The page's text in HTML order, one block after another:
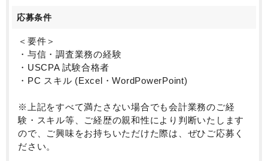
・異文化コミュニケーション能力が高く、多様なバッ
クグラウンドを持つチームと円滑に連携できる方：社
内外に多様な国籍のメンバーが在籍しており、英語で
のコミュニケーションも頻繁に発生します。
・新しい知識の習得に意欲的で、常に自身のスキルア
ップを目指せる方：航空機リースという専門性の高い
分野で、常に最新の情報をキャッチアップし、学び続
ける姿勢が重要です。
・会社の成長に貢献したいという強い意欲をお持ちの
方：ニッチトップ企業として、共に成長し、航空機リ
ース業界をリードしていく意欲のある方を歓迎しま
応募条件
＜要件＞
・与信・調査業務の経験
・USCPA 試験合格者
・PC スキル (Excel・WordPowerPoint)
※上記をすべて満たさない場合でも会計業務のご経
験・スキル等、ご経歴の親和性により判断いたします
ので、ご興味をお持ちいただけた際は、ぜひご応募く
ださい。